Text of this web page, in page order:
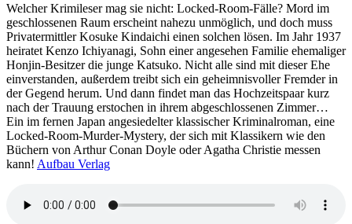
Welcher Krimileser mag sie nicht: Locked-Room-Fälle? Mord im
geschlossenen Raum erscheint nahezu unmöglich, und doch muss
Privatermittler Kosuke Kindaichi einen solchen lösen. Im Jahr 1937
heiratet Kenzo Ichiyanagi, Sohn einer angesehen Familie ehemaliger
Honjin-Besitzer die junge Katsuko. Nicht alle sind mit dieser Ehe
einverstanden, außerdem treibt sich ein geheimnisvoller Fremder in
der Gegend herum. Und dann findet man das Hochzeitspaar kurz
nach der Trauung erstochen in ihrem abgeschlossenen Zimmer…
Ein im fernen Japan angesiedelter klassischer Kriminalroman, eine
Locked-Room-Murder-Mystery, der sich mit Klassikern wie den
Büchern von Arthur Conan Doyle oder Agatha Christie messen
kann! Aufbau Verlag